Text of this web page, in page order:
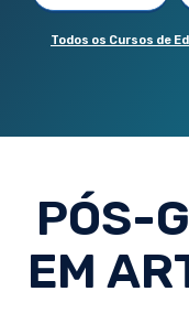
Todos os Cursos de
PÓS-
EM